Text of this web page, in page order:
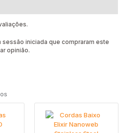
sessão iniciada que compraram este
opinião.